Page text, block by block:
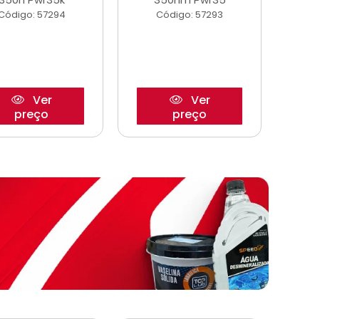
57294
Ver
preço
Código: 57293
Ver
preço